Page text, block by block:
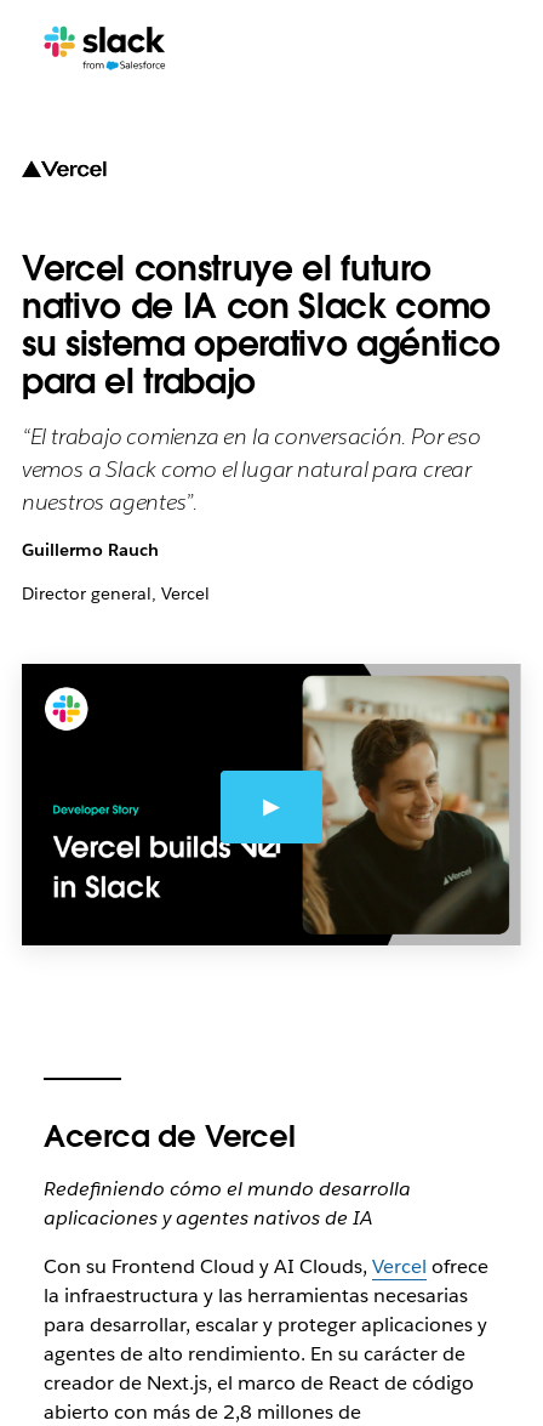
Vercel construye el futuro
nativo de IA con Slack como
su sistema operativo agéntico
para el trabajo
“El trabajo comienza en la conversación. Por eso
vemos a Slack como el lugar natural para crear
nuestros agentes”.
Guillermo Rauch
Director general, Vercel
Acerca de Vercel
Redefiniendo cómo el mundo desarrolla
aplicaciones y agentes nativos de IA
Con su Frontend Cloud y AI Clouds, Vercel ofrece
la infraestructura y las herramientas necesarias
para desarrollar, escalar y proteger aplicaciones y
agentes de alto rendimiento. En su carácter de
creador de Next.js, el marco de React de código
abierto con más de 2,8 millones de